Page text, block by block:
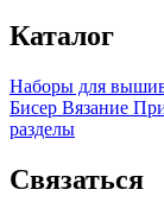
Каталог
Наборы для
Бисер Вязание
разделы
Связаться